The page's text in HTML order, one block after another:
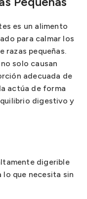
es un alimento
para calmar los
razas pequeñas.
solo causan
adecuada de
actúa de forma
digestivo y
digerible
lo que necesita sin